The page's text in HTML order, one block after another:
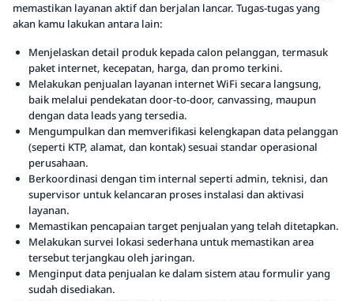
memastikan layanan aktif dan berjalan lancar. Tugas-tugas yang
akan kamu lakukan antara lain:
Menjelaskan detail produk kepada calon pelanggan, termasuk
paket internet, kecepatan, harga, dan promo terkini.
Melakukan penjualan layanan internet WiFi secara langsung,
baik melalui pendekatan door-to-door, canvassing, maupun
dengan data leads yang tersedia.
Mengumpulkan dan memverifikasi kelengkapan data pelanggan
(seperti KTP, alamat, dan kontak) sesuai standar operasional
perusahaan.
Berkoordinasi dengan tim internal seperti admin, teknisi, dan
supervisor untuk kelancaran proses instalasi dan aktivasi
layanan.
Memastikan pencapaian target penjualan yang telah ditetapkan.
Melakukan survei lokasi sederhana untuk memastikan area
tersebut terjangkau oleh jaringan.
Menginput data penjualan ke dalam sistem atau formulir yang
sudah disediakan.